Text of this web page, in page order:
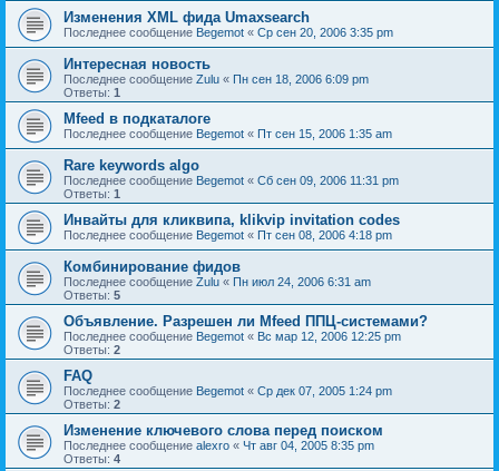
Изменения XML фида Umaxsearch
Последнее сообщение Begemot « Ср сен 20, 2006 3:35 pm
Интересная новость
Последнее сообщение Zulu « Пн сен 18, 2006 6:09 pm
Ответы: 1
Mfeed в подкаталоге
Последнее сообщение Begemot « Пт сен 15, 2006 1:35 am
Rare keywords algo
Последнее сообщение Begemot « Сб сен 09, 2006 11:31 pm
Ответы: 1
Инвайты для кликвипа, klikvip invitation codes
Последнее сообщение Begemot « Пт сен 08, 2006 4:18 pm
Комбинирование фидов
Последнее сообщение Zulu « Пн июл 24, 2006 6:31 am
Ответы: 5
Объявление. Разрешен ли Mfeed ППЦ-системами?
Последнее сообщение Begemot « Вс мар 12, 2006 12:25 pm
Ответы: 2
FAQ
Последнее сообщение Begemot « Ср дек 07, 2005 1:24 pm
Ответы: 2
Изменение ключевого слова перед поиском
Последнее сообщение alexro « Чт авг 04, 2005 8:35 pm
Ответы: 4